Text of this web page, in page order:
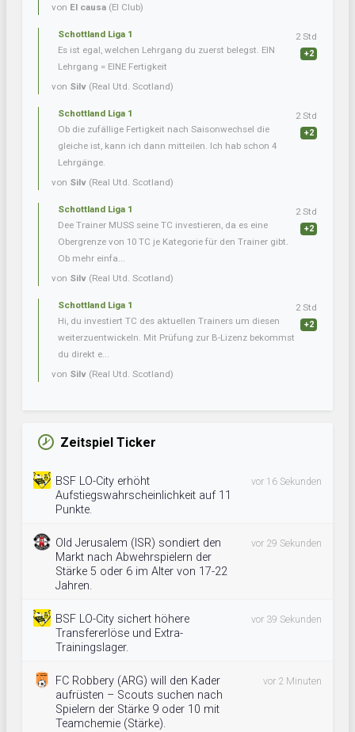
von El causa (El Club)
Schottland Liga 1
Es ist egal, welchen Lehrgang du zuerst belegst. EIN
Lehrgang = EINE Fertigkeit
von Silv (Real Utd. Scotland)
2 Std
+2
Schottland Liga 1
Ob die zufällige Fertigkeit nach Saisonwechsel die
gleiche ist, kann ich dann mitteilen. Ich hab schon 4
Lehrgänge.
von Silv (Real Utd. Scotland)
2 Std
+2
Schottland Liga 1
Dee Trainer MUSS seine TC investieren, da es eine
Obergrenze von 10 TC je Kategorie für den Trainer gibt.
Ob mehr einfa...
von Silv (Real Utd. Scotland)
2 Std
+2
Schottland Liga 1
Hi, du investiert TC des aktuellen Trainers um diesen
weiterzuentwickeln. Mit Prüfung zur B-Lizenz bekommst
du direkt e...
von Silv (Real Utd. Scotland)
2 Std
+2
Zeitspiel Ticker
BSF LO-City erhöht
Aufstiegswahrscheinlichkeit auf 11
Punkte.
vor 16 Sekunden
Old Jerusalem (ISR) sondiert den
Markt nach Abwehrspielern der
Stärke 5 oder 6 im Alter von 17-22
Jahren.
vor 29 Sekunden
BSF LO-City sichert höhere
Transfererlöse und Extra-
Trainingslager.
vor 39 Sekunden
FC Robbery (ARG) will den Kader
aufrüsten – Scouts suchen nach
Spielern der Stärke 9 oder 10 mit
Teamchemie (Stärke).
vor 2 Minuten